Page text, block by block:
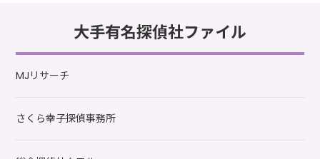
ショートなのに長い髪の毛 自分
とは違う細い髪質
と聞いても、「仕事関係」「間
違い電話」など、曖昧な答えし
か返っ
大手有名探偵社ファイル
MJリサーチ
さくら幸子探偵事務所